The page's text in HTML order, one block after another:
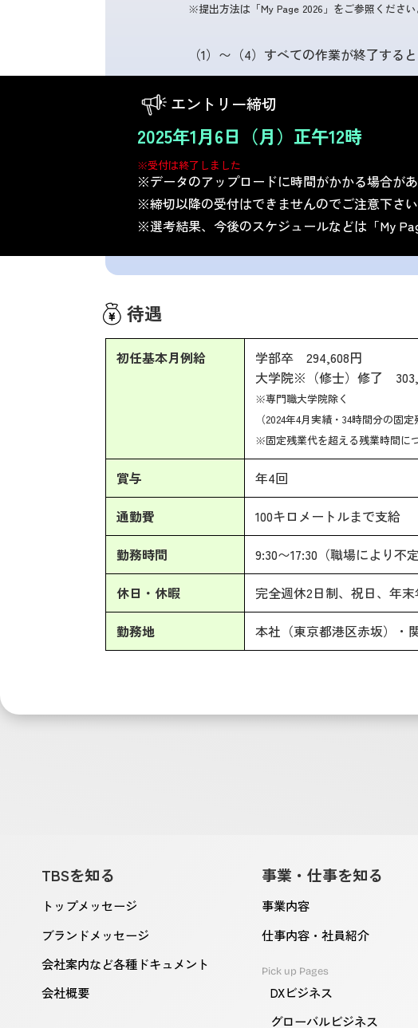
※提出方法は「My Page 2026」をご参照ください
（1）〜（4）すべての作業が終了する
エントリー締切
2025年1月6日（月）正午12時
※受付は終了しました
※データのアップロードに時間がかかる場合が
※締切以降の受付はできませんのでご注意下さい
※選考結果、今後のスケジュールなどは「My
待遇
初任基本月例給
学部卒 294,608円
大学院※（修士）修了
※専門職大学院除く
（2024年4月実績・34時間分の固
※固定残業代を超える残業時間に
賞与
年4回
通勤費
100キロメートルまで支給
勤務時間
9:30〜17:30（職場により不
休日・休暇
完全週休2日制、祝日、年
勤務地
本社（東京都港区赤坂）・
TBSを知る
トップメッセージ
ブランドメッセージ
会社案内など各種ドキュメント
会社概要
事業・仕事を知る
事業内容
仕事内容・社員紹介
Pick up Pages
DXビジネス
グローバルビジネス